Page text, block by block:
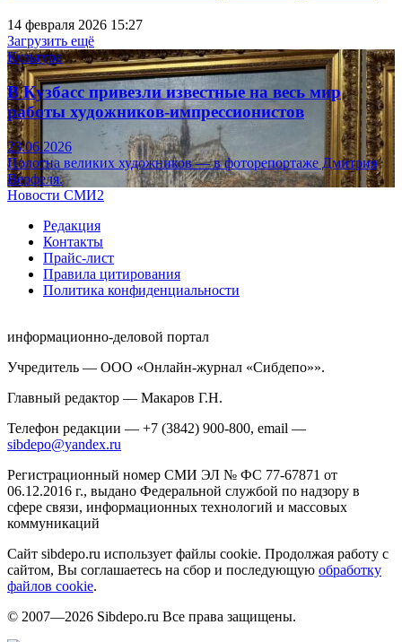
14 февраля 2026 15:27
Загрузить ещё
Культура
В Кузбасс привезли известные на весь мир
работы художников-импрессионистов
23.06.2026
Полотна великих художников — в фоторепортаже Дмитрия
Верфеля.
Новости СМИ2
Редакция
Контакты
Прайс-лист
Правила цитирования
Политика конфиденциальности
информационно-деловой портал
Учредитель — ООО «Онлайн-журнал «Сибдепо»».
Главный редактор — Макаров Г.Н.
Телефон редакции — +7 (3842) 900-800, email —
sibdepo@yandex.ru
Регистрационный номер СМИ ЭЛ № ФС 77-67871 от
06.12.2016 г., выдано Федеральной службой по надзору в
сфере связи, информационных технологий и массовых
коммуникаций
Сайт sibdepo.ru использует файлы cookie. Продолжая работу с
сайтом, Вы соглашаетесь на сбор и последующую обработку
файлов cookie.
© 2007—2026 Sibdepo.ru Все права защищены.